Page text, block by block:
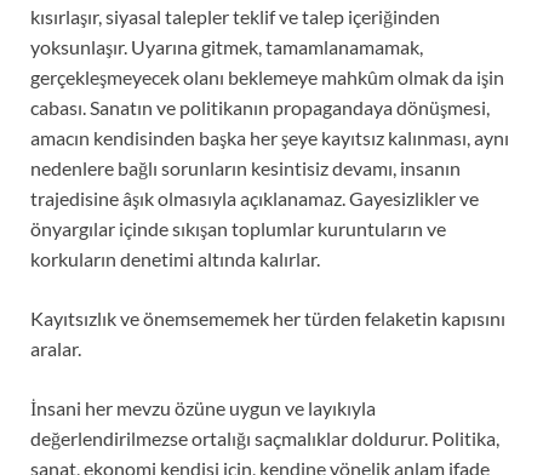
kısırlaşır, siyasal talepler teklif ve talep içeriğinden
yoksunlaşır. Uyarına gitmek, tamamlanamamak,
gerçekleşmeyecek olanı beklemeye mahkûm olmak da işin
cabası. Sanatın ve politikanın propagandaya dönüşmesi,
amacın kendisinden başka her şeye kayıtsız kalınması, aynı
nedenlere bağlı sorunların kesintisiz devamı, insanın
trajedisine âşık olmasıyla açıklanamaz. Gayesizlikler ve
önyargılar içinde sıkışan toplumlar kuruntuların ve
korkuların denetimi altında kalırlar.
Kayıtsızlık ve önemsememek her türden felaketin kapısını
aralar.
İnsani her mevzu özüne uygun ve layıkıyla
değerlendirilmezse ortalığı saçmalıklar doldurur. Politika,
sanat, ekonomi kendisi için, kendine yönelik anlam ifade